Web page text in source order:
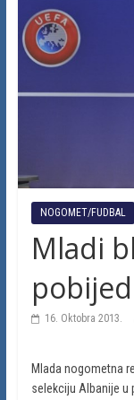
NOGOMET/FUDBAL
Mladi
16. Oktobra 2013.
Mlada nogometna
selekciju Albanije u